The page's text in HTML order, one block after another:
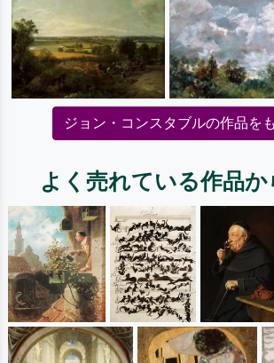
ジョン・コンスタブルの作品を
よく売れている作品